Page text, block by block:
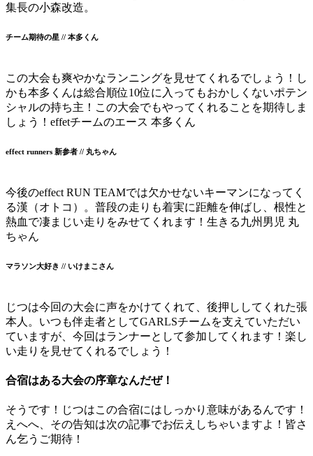
集長の小森改造。
チーム期待の星 // 本多くん
この大会も爽やかなランニングを見せてくれるでしょう！し
かも本多くんは総合順位10位に入ってもおかしくないポテン
シャルの持ち主！この大会でもやってくれることを期待しま
しょう！effetチームのエース 本多くん
effect runners 新参者 // 丸ちゃん
今後のeffect RUN TEAMでは欠かせないキーマンになってく
る漢（オトコ）。普段の走りも着実に距離を伸ばし、根性と
熱血で凄まじい走りをみせてくれます！生きる九州男児 丸
ちゃん
マラソン大好き // いけまこさん
じつは今回の大会に声をかけてくれて、後押ししてくれた張
本人。いつも伴走者としてGARLSチームを支えていただい
ていますが、今回はランナーとして参加してくれます！楽し
い走りを見せてくれるでしょう！
合宿はある大会の序章なんだぜ！
そうです！じつはこの合宿にはしっかり意味があるんです！
えへへ、その告知は次の記事でお伝えしちゃいますよ！皆さ
ん乞うご期待！